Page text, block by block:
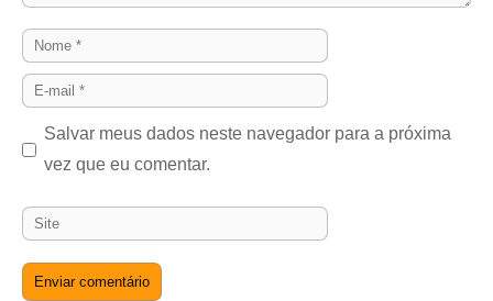
Nome
E-
Salvar meus dados neste navegador para a próxima
vez que eu comentar.
Site